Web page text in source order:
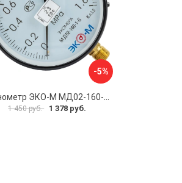
-5%
1 450 руб. 1 378 руб.